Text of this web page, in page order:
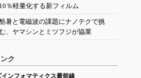
10％軽量化する新フィルム
暑と電磁波の課題にナノテクで挑
、ヤマシンとミツフジが協業
ク
インフォマティクス最前線